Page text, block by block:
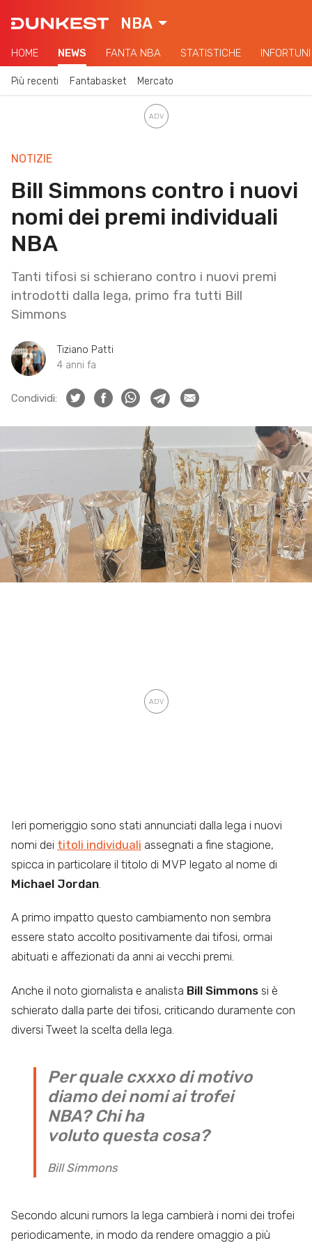
NBA
HOME NEWS FANTA NBA STATISTICHE INFORTUNI
Più recenti Fantabasket Mercato
NOTIZIE
Bill Simmons contro i nuovi
nomi dei premi individuali
NBA
Tanti tifosi si schierano contro i nuovi premi
introdotti dalla lega, primo fra tutti Bill
Simmons
Tiziano Patti
4 anni fa
Condividi:
Ieri pomeriggio sono stati annunciati dalla lega i nuovi
nomi dei titoli individuali assegnati a fine stagione,
spicca in particolare il titolo di MVP legato al nome di
Michael Jordan
A primo impatto questo cambiamento non sembra
essere stato accolto positivamente dai tifosi, ormai
abituati e affezionati da anni ai vecchi premi.
Anche il noto giornalista e analista Bill Simmons si è
schierato dalla parte dei tifosi, criticando duramente con
diversi Tweet la scelta della lega.
Per quale cxxxo di motivo
diamo dei nomi ai trofei
NBA? Chi ha
voluto questa cosa?
Bill Simmons
Secondo alcuni rumors la lega cambierà i nomi dei trofei
periodicamente, in modo da rendere omaggio a più